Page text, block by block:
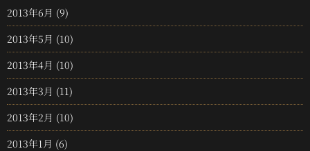
2013年6月 (9)
2013年5月 (10)
2013年4月 (10)
2013年3月 (11)
2013年2月 (10)
2013年1月 (6)